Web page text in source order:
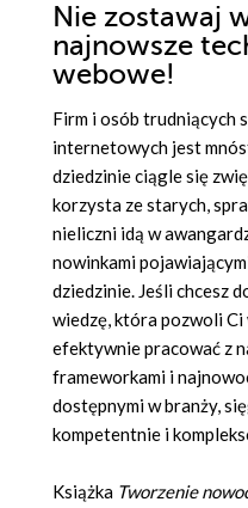
Nie zostawaj
najnowsze
webowe!
Firm i osób trudniących
internetowych jest
dziedzinie ciągle się
korzysta ze starych,
nieliczni idą w
nowinkami
dziedzinie. Jeśli chcesz
wiedzę, która pozwoli
efektywnie pracować z
frameworkami i
dostępnymi w branży,
kompetentnie i
Książka Tworzenie